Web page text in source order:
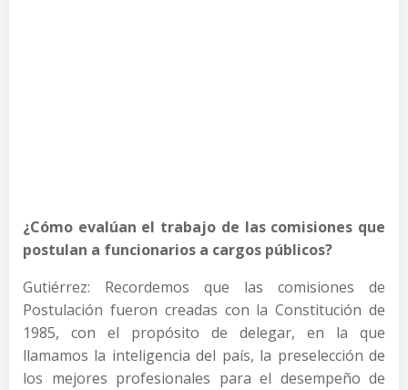
¿Cómo evalúan el trabajo de las comisiones que
postulan a funcionarios a cargos públicos?
Gutiérrez: Recordemos que las comisiones de
Postulación fueron creadas con la Constitución de
1985, con el propósito de delegar, en la que
llamamos la inteligencia del país, la preselección de
los mejores profesionales para el desempeño de